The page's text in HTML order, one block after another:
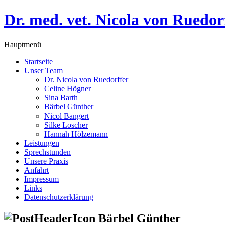
Dr. med. vet. Nicola von
Hauptmenü
Startseite
Unser Team
Dr. Nicola von Ruedorffer
Celine Högner
Sina Barth
Bärbel Günther
Nicol Bangert
Silke Loscher
Hannah Hölzemann
Leistungen
Sprechstunden
Unsere Praxis
Anfahrt
Impressum
Links
Datenschutzerklärung
Bärbel Günther